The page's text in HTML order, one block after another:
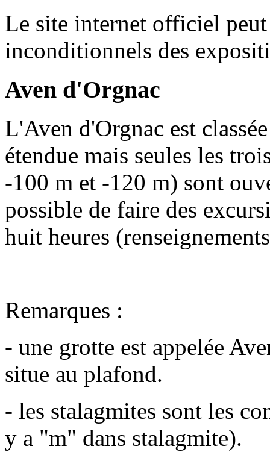
Le site internet officiel
inconditionnels des
Aven d'Orgnac
L'Aven d'Orgnac est
étendue mais seules les
-100 m et -120 m) sont
possible de faire des
huit heures
Remarques :
- une grotte est appelée
situe au plafond.
- les stalagmites sont les
y a "m" dans stalagmite).